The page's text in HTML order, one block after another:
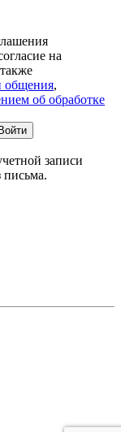
на
общения,
об обработке
Войти
записи
письма.